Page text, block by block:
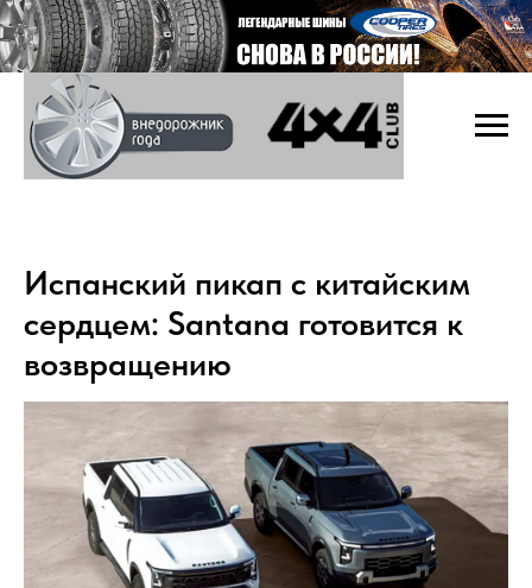
Испанский пикап с китайским
сердцем: Santana готовится к
возвращению